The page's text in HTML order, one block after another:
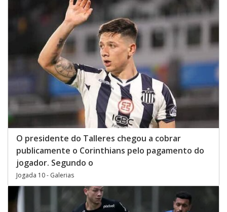
O presidente do Talleres chegou a cobrar
publicamente o Corinthians pelo pagamento do
jogador. Segundo o
Jogada 10 - Galerias